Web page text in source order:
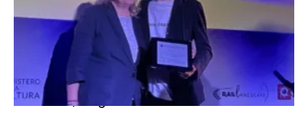
Bullismo, Angelo Bottone: «È successo...